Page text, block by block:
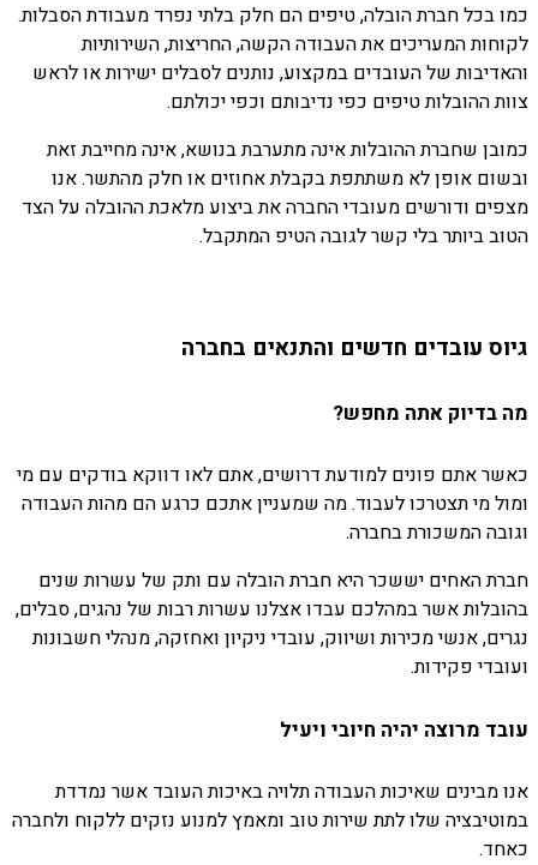
כמו בכל חברת הובלה, טיפים הם חלק בלתי נפרד מעבודת הסבלות.
לקוחות המעריכים את העבודה הקשה, החריצות, השירותיות
והאדיבות של העובדים במקצוע, נותנים לסבלים ישירות או לראש
צוות ההובלות טיפים כפי נדיבותם וכפי יכולתם.
כמובן שחברת ההובלות אינה מתערבת בנושא, אינה מחייבת זאת
ובשום אופן לא משתתפת בקבלת אחוזים או חלק מהתשר. אנו
מצפים ודורשים מעובדי החברה את ביצוע מלאכת ההובלה על הצד
הטוב ביותר בלי קשר לגובה הטיפ המתקבל.
גיוס עובדים חדשים והתנאים בחברה
מה בדיוק אתה מחפש?
כאשר אתם פונים למודעת דרושים, אתם לאו דווקא בודקים עם מי
ומול מי תצטרכו לעבוד. מה שמעניין אתכם כרגע הם מהות העבודה
וגובה המשכורת בחברה.
חברת האחים יששכר היא חברת הובלה עם ותק של עשרות שנים
בהובלות אשר במהלכם עבדו אצלנו עשרות רבות של נהגים, סבלים,
נגרים, אנשי מכירות ושיווק, עובדי ניקיון ואחזקה, מנהלי חשבונות
ועובדי פקידות.
עובד מרוצה יהיה חיובי ויעיל
אנו מבינים שאיכות העבודה תלויה באיכות העובד אשר נמדדת
במוטיבציה שלו לתת שירות טוב ומאמץ למנוע נזקים ללקוח ולחברה
כאחד.